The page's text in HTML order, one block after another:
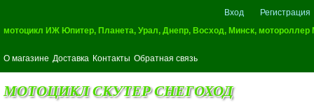
Вход
Регистрация
мотоцикл ИЖ Юпитер, Планета, Урал, Днепр, Восход, Минск,
О магазине Доставка Контакты Обратная связь
МОТОЦИКЛ СКУТЕР СНЕГОХОД